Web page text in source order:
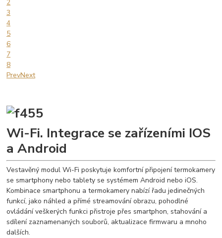
2
3
4
5
6
7
8
PrevNext
Wi-Fi. Integrace se zařízeními IOS
a Android
Vestavěný modul Wi-Fi poskytuje komfortní připojení termokamery
se smartphony nebo tablety se systémem Android nebo iOS.
Kombinace smartphonu a termokamery nabízí řadu jedinečných
funkcí, jako náhled a přímé streamování obrazu, pohodlné
ovládání veškerých funkci přistroje přes smartphon, stahování a
sdílení zaznamenaných souborů, aktualizace firmwaru a mnoho
dalších.